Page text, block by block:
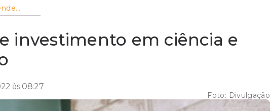
e
investimento em ciência e
às 08:27
Foto: Divulgação